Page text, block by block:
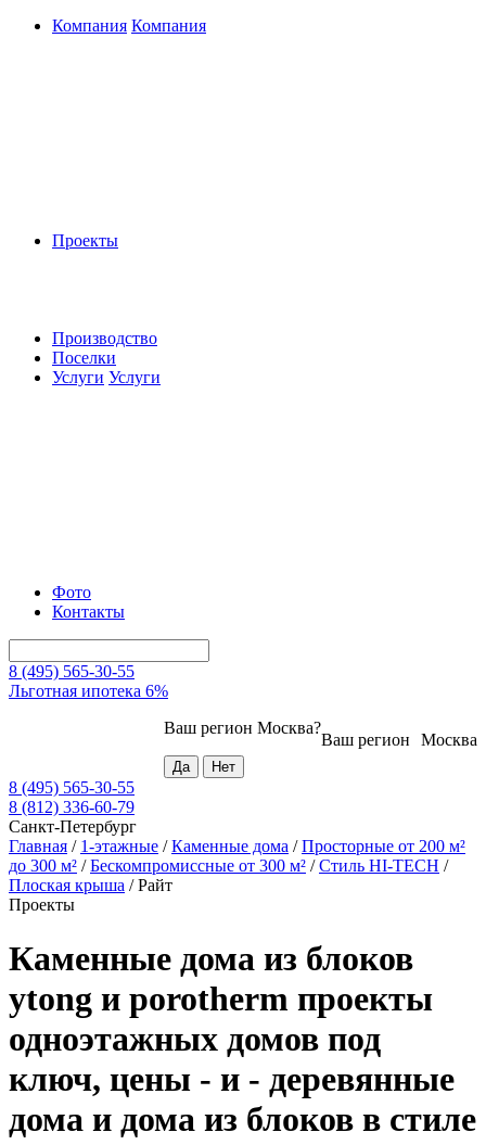
Компания Компания
Проекты
Производство
Поселки
Услуги Услуги
Фото
Контакты
8 (495) 565-30-55
Льготная ипотека 6%
Москва
Ваш регион
Ваш регион Москва?
8 (495) 565-30-55
8 (812) 336-60-79
Санкт-Петербург
Главная / 1-этажные /Каменные дома /Просторные от 200 м²
до 300 м² /Бескомпромиссные от 300 м² /Стиль HI-TECH /
Плоская крыша /Райт
Проекты
Каменные дома из блоков
ytong и porotherm проекты
одноэтажных домов под
ключ, цены - и - деревянные
дома и дома из блоков в стиле